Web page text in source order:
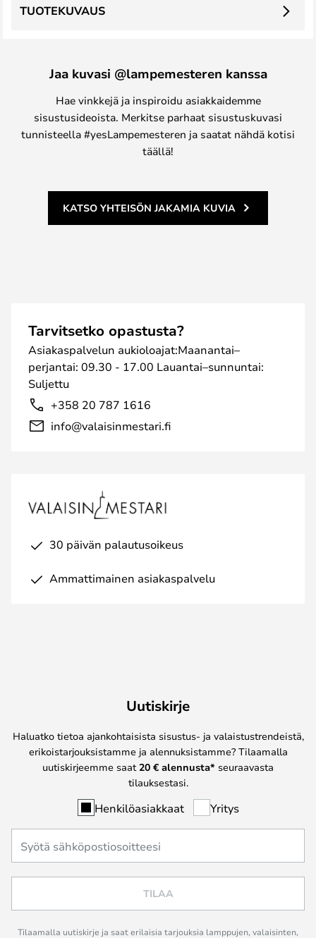
TUOTEKUVAUS
Jaa kuvasi @lampemesteren kanssa
Hae vinkkejä ja inspiroidu asiakkaidemme
sisustusideoista. Merkitse parhaat sisustuskuvasi
tunnisteella #yesLampemesteren ja saatat nähdä kotisi
täällä!
KATSO YHTEISÖN JAKAMIA KUVIA
Tarvitsetko opastusta?
Asiakaspalvelun aukioloajat:Maanantai–
perjantai: 09.30 - 17.00 Lauantai–sunnuntai:
Suljettu
+358 20 787 1616
info@valaisinmestari.fi
30 päivän palautusoikeus
Ammattimainen asiakaspalvelu
Uutiskirje
Haluatko tietoa ajankohtaisista sisustus- ja valaistustrendeistä,
erikoistarjouksistamme ja alennuksistamme? Tilaamalla
uutiskirjeemme saat 20 € alennusta* seuraavasta
tilauksestasi.
Henkilöasiakkaat Yritys
TILAA
Tilaamalla uutiskirje ja saat erilaisia tarjouksia lamppujen, valaisinten,